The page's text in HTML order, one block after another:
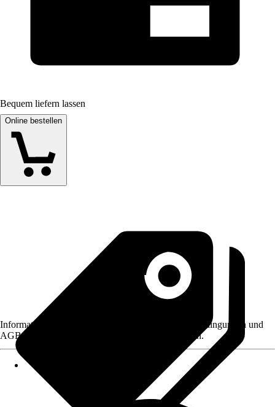
Bequem liefern lassen
Online bestellen
Informationen des Verkäufers, wie z. B. Rückgabebedingungen und
AGB, finden Sie bei Klick auf den Verkäufernamen.